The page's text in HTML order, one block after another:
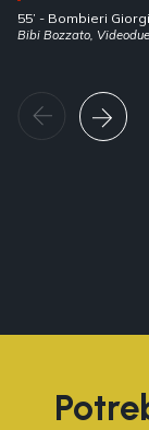
55’ - Bombieri
Bibi Bozzato,